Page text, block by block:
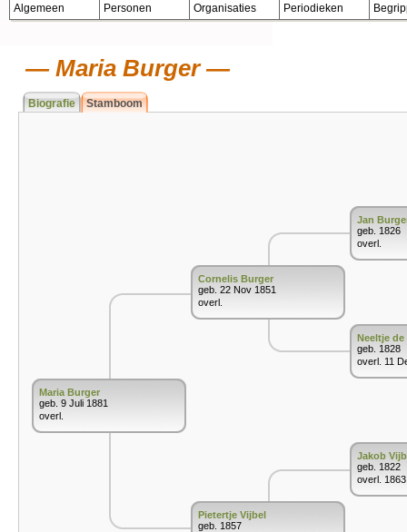
Algemeen Personen Organisaties Periodieken
Maria Burger
Biografie Stamboom
Maria Burger
geb. 9 Juli 1881
overl.
Cornelis Burger
geb. 22 Nov 1851
overl.
Pietertje Vijbel
geb. 1857
Jan
geb. 1826
overl.
Neeltje de
geb. 1828
overl. 11
Jakob
geb. 1822
overl. 1863